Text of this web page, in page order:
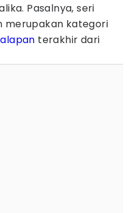
Pasalnya, seri
merupakan kategori
terakhir dari